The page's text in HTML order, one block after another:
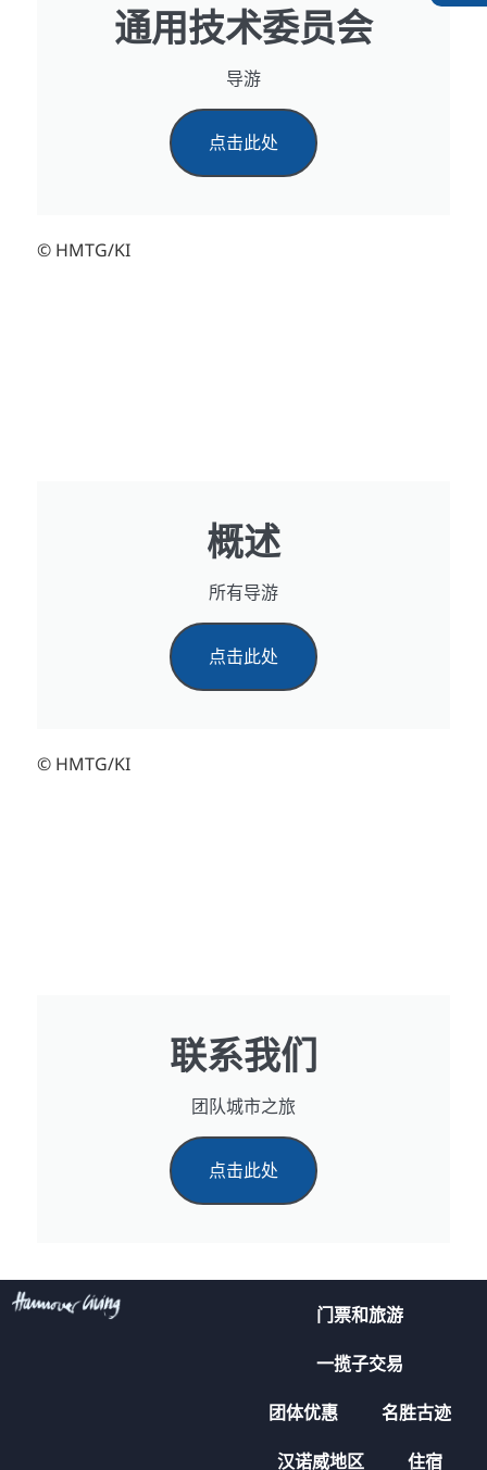
通用技术委员会
导游
点击此处
© HMTG/KI
概述
所有导游
点击此处
© HMTG/KI
联系我们
团队城市之旅
点击此处
门票和旅游
一揽子交易
团体优惠 名胜古迹
汉诺威地区 住宿